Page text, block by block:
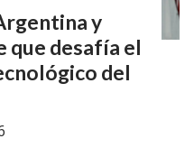
y
que desafía el
del